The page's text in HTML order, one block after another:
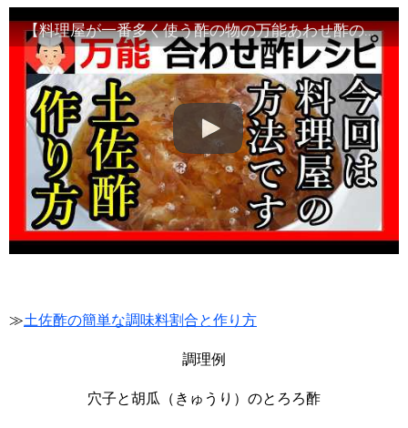
【料理屋が一番多く使う酢の物の万能あわせ酢の作り方】比率は自由に変更してください！Japanese food
≫土佐酢の簡単な調味料割合と作り方
調理例
穴子と胡瓜（きゅうり）のとろろ酢